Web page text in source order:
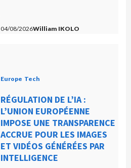
u
04/08/2026William IKOLO
Europe Tech
RÉGULATION DE L’IA :
L’UNION EUROPÉENNE
IMPOSE UNE TRANSPARENCE
ACCRUE POUR LES IMAGES
ET VIDÉOS GÉNÉRÉES PAR
INTELLIGENCE